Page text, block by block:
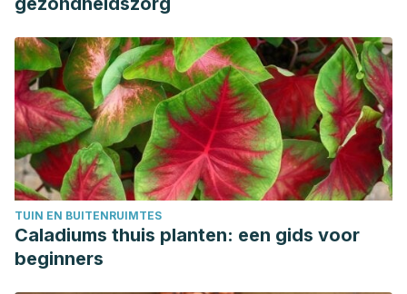
TUIN EN BUITENRUIMTES
Caladiums thuis planten: een gids voor
beginners